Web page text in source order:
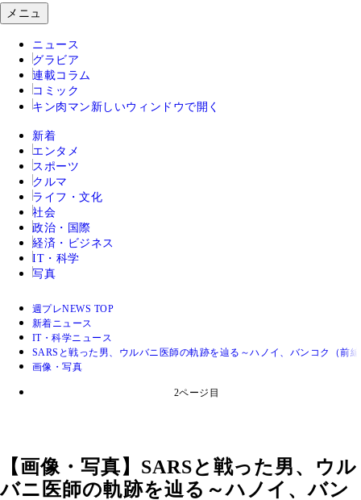
メニュ
ニュース
グラビア
連載コラム
コミック
キン肉マン 新しいウィンドウで開く
新着
エンタメ
スポーツ
クルマ
ライフ・文化
社会
政治・国際
経済・ビジネス
IT・科学
写真
週プレNEWS TOP
新着ニュース
IT・科学ニュース
SARSと戦った男、ウルバニ医師の軌跡を辿る～ハノイ、バンコク（前
画像・写真
2ページ目
【画像・写真】SARSと戦った男、ウル
バニ医師の軌跡を辿る～ハノイ、バン